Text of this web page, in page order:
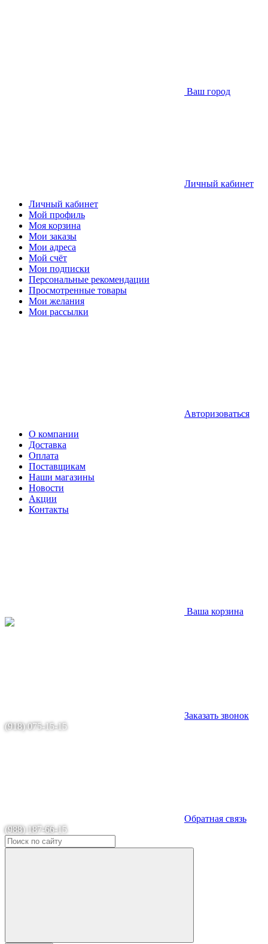
Ваш город
Личный кабинет
Личный кабинет
Мой профиль
Моя корзина
Мои заказы
Мои адреса
Мой счёт
Мои подписки
Персональные рекомендации
Просмотренные товары
Мои желания
Мои рассылки
Авторизоваться
О компании
Доставка
Оплата
Поставщикам
Наши магазины
Новости
Акции
Контакты
Ваша корзина
Заказать звонок
(918) 075-15-15
Обратная связь
(988) 187-66-15